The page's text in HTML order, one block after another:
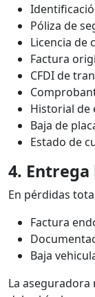
Póliza de
Licencia de
Factura
CFDI de
Historial de
Baja de
Estado de
4.
En pérdidas
Factura
Baja
La